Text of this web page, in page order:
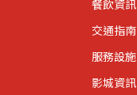
餐飲資訊
交通指南
服務設施
影城資訊